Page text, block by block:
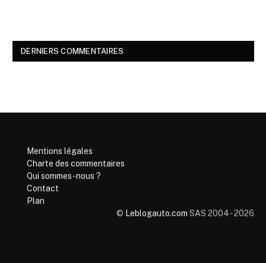
DERNIERS COMMENTAIRES
Mentions légales
Charte des commentaires
Qui sommes-nous ?
Contact
Plan
© Leblogauto.com SAS 2004 - 2026